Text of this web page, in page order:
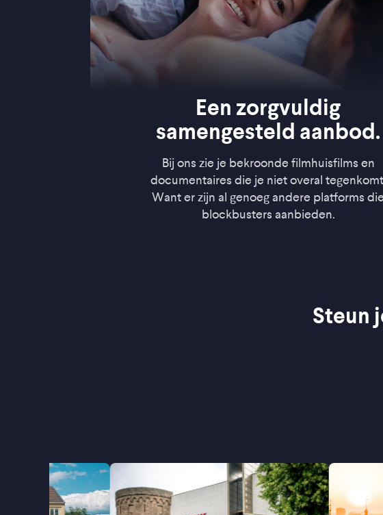
Een zorgvuldig
samengesteld aanbod.
Bij ons zie je bekroonde filmhuisfilms en
documentaires die je niet overal
Want er zijn al genoeg andere platforms die
blockbusters aanbieden.
Steun